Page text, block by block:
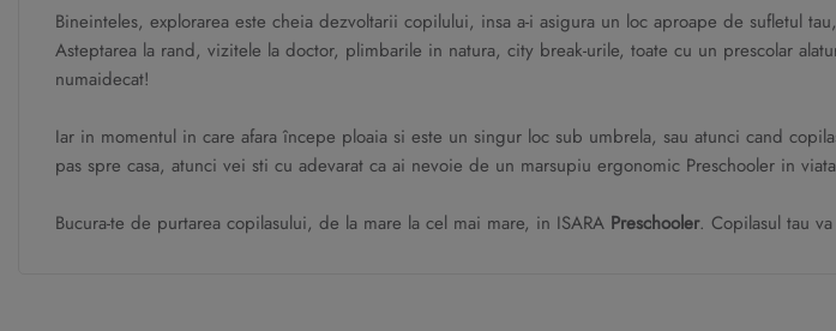
Bineinteles, explorarea este cheia dezvoltarii copilului, insa a-i asigura un loc aproape de sufletul
Asteptarea la rand, vizitele la doctor, plimbarile in natura, city break-urile, toate cu un prescolar
numaidecat!
Iar in momentul in care afara începe ploaia si este un singur loc sub umbrela, sau atunci cand
pas spre casa, atunci vei sti cu adevarat ca ai nevoie de un marsupiu ergonomic Preschooler in
Bucura-te de purtarea copilasului, de la mare la cel mai mare, in ISARA Preschooler. Copilasul tau